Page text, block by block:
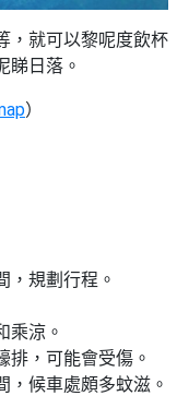
，就可以黎呢度飲杯
睇日落。
）
，規劃行程。
乘涼。
排，可能會受傷。
，候車處頗多蚊滋。